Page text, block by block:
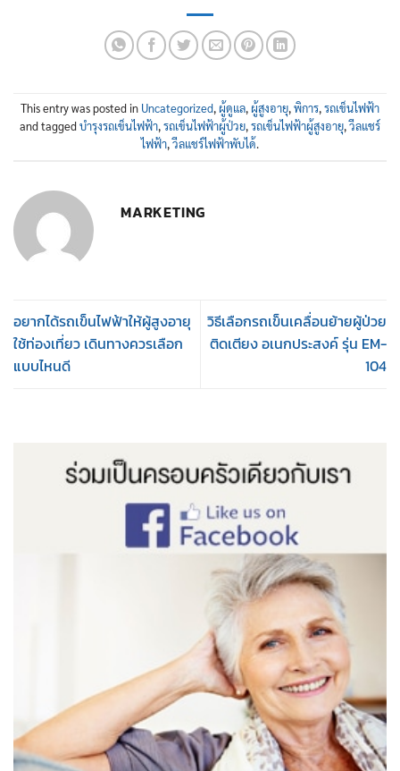
This entry was posted in Uncategorized,ผู้ดูแล,ผู้สูงอายุ,พิการ,รถเข็นไฟฟ้า
and taggedบำรุงรถเข็นไฟฟ้า,รถเข็นไฟฟ้าผู้ป่วย,รถเข็นไฟฟ้าผู้สูงอายุ,วีลแชร์
ไฟฟ้า,วีลแชร์ไฟฟ้าพับได้.
MARKETING
อยากได้รถเข็นไฟฟ้าให้ผู้สูงอายุ
ใช้ท่องเที่ยว เดินทางควรเลือก
แบบไหนดี
วิธีเลือกรถเข็นเคลื่อนย้ายผู้ป่วย
ติดเตียง อเนกประสงค์ รุ่น EM-
104